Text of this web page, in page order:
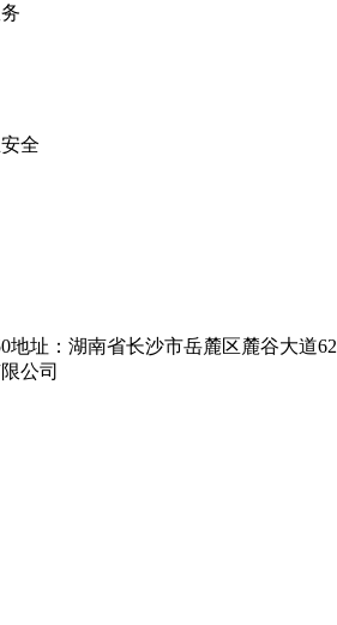
全
地址：湖南省长沙市岳麓区麓谷大道
公司